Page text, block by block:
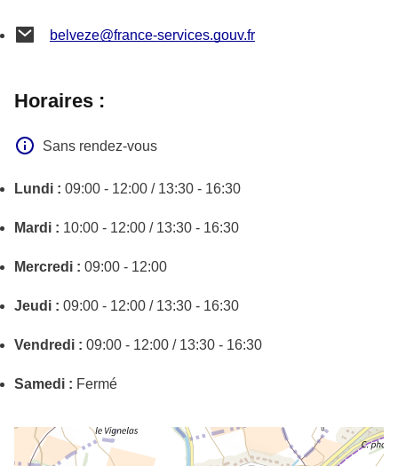
belveze@france-services.gouv.fr
Horaires :
Sans rendez-vous
Lundi : 09:00 - 12:00 / 13:30 - 16:30
Mardi : 10:00 - 12:00 / 13:30 - 16:30
Mercredi : 09:00 - 12:00
Jeudi : 09:00 - 12:00 / 13:30 - 16:30
Vendredi : 09:00 - 12:00 / 13:30 - 16:30
Samedi : Fermé